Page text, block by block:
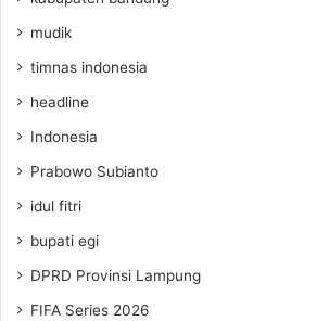
mudik
timnas indonesia
headline
Indonesia
Prabowo Subianto
idul fitri
bupati egi
DPRD Provinsi Lampung
FIFA Series 2026